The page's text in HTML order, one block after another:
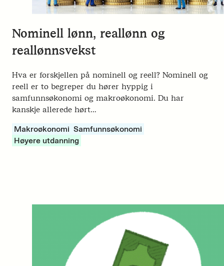
Nominell lønn, reallønn og
reallønnsvekst
Hva er forskjellen på nominell og reell? Nominell og
reell er to begreper du hører hyppig i
samfunnsøkonomi og makroøkonomi. Du har
kanskje allerede hørt…
Makroøkonomi Samfunnsøkonomi
Høyere utdanning